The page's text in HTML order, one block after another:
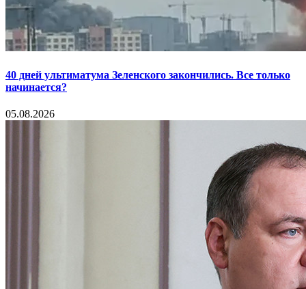
40 дней ультиматума Зеленского закончились. Все только
начинается?
05.08.2026